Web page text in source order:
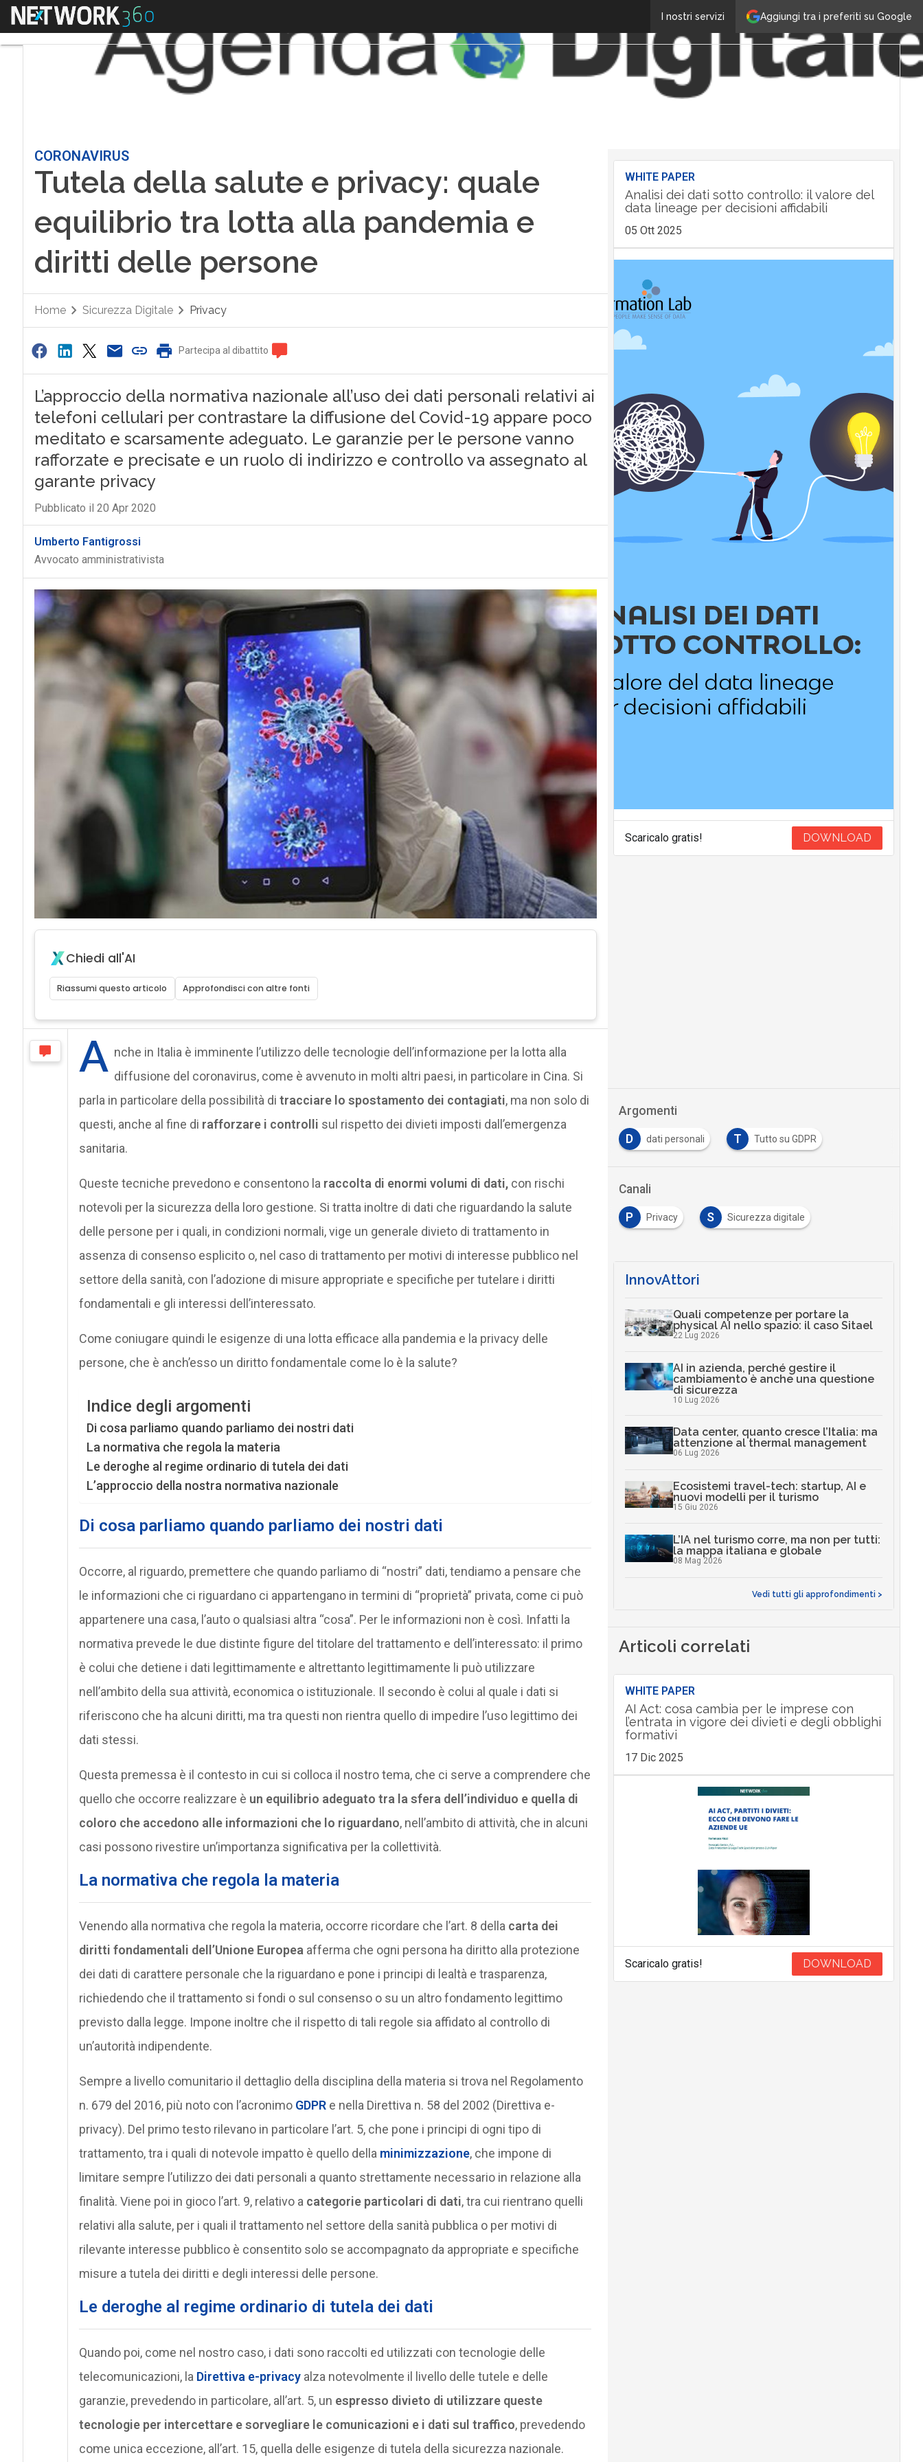
Aggiungi tra i preferiti su Google
I nostri servizi
Menu
CORONAVIRUS
Tutela della salute e privacy: quale
equilibrio tra lotta alla pandemia e
diritti delle persone
Home Sicurezza Digitale Privacy
Partecipa al dibattito
L’approccio della normativa nazionale all’uso dei dati personali relativi ai
telefoni cellulari per contrastare la diffusione del Covid-19 appare poco
meditato e scarsamente adeguato. Le garanzie per le persone vanno
rafforzate e precisate e un ruolo di indirizzo e controllo va assegnato al
garante privacy
Pubblicato il 20 Apr 2020
Umberto Fantigrossi
Avvocato amministrativista
Chiedi all'AI
Riassumi questo articolo Approfondisci con altre fonti
A nche in Italia è imminente l’utilizzo delle tecnologie dell’informazione per la lotta alla
diffusione del coronavirus, come è avvenuto in molti altri paesi, in particolare in Cina. Si
parla in particolare della possibilità di tracciare lo spostamento dei contagiati, ma non solo di
questi, anche al fine di rafforzare i controlli sul rispetto dei divieti imposti dall’emergenza
sanitaria.
Queste tecniche prevedono e consentono la raccolta di enormi volumi di dati,con rischi
notevoli per la sicurezza della loro gestione. Si tratta inoltre di dati che riguardando la salute
delle persone per i quali, in condizioni normali, vige un generale divieto di trattamento in
assenza di consenso esplicito o, nel caso di trattamento per motivi di interesse pubblico nel
settore della sanità, con l’adozione di misure appropriate e specifiche per tutelare i diritti
fondamentali e gli interessi dell’interessato.
Come coniugare quindi le esigenze di una lotta efficace alla pandemia e la privacy delle
persone, che è anch’esso un diritto fondamentale come lo è la salute?
Indice degli argomenti
Di cosa parliamo quando parliamo dei nostri dati
La normativa che regola la materia
Le deroghe al regime ordinario di tutela dei dati
L’approccio della nostra normativa nazionale
Di cosa parliamo quando parliamo dei nostri dati
Occorre, al riguardo, premettere che quando parliamo di “nostri” dati, tendiamo a pensare che
le informazioni che ci riguardano ci appartengano in termini di “proprietà” privata, come ci può
appartenere una casa, l’auto o qualsiasi altra “cosa”. Per le informazioni non è così. Infatti la
normativa prevede le due distinte figure del titolare del trattamento e dell’interessato: il primo
è colui che detiene i dati legittimamente e altrettanto legittimamente li può utilizzare
nell’ambito della sua attività, economica o istituzionale. Il secondo è colui al quale i dati si
riferiscono che ha alcuni diritti, ma tra questi non rientra quello di impedire l’uso legittimo dei
dati stessi.
Questa premessa è il contesto in cui si colloca il nostro tema, che ci serve a comprendere che
quello che occorre realizzare è un equilibrio adeguato tra la sfera dell’individuo e quella di
coloro che accedono alle informazioni che lo riguardano, nell’ambito di attività, che in alcuni
casi possono rivestire un’importanza significativa per la collettività.
La normativa che regola la materia
Venendo alla normativa che regola la materia, occorre ricordare che l’art. 8 della carta dei
diritti fondamentali dell’Unione Europea afferma che ogni persona ha diritto alla protezione
dei dati di carattere personale che la riguardano e pone i principi di lealtà e trasparenza,
richiedendo che il trattamento si fondi o sul consenso o su un altro fondamento legittimo
previsto dalla legge. Impone inoltre che il rispetto di tali regole sia affidato al controllo di
un’autorità indipendente.
Sempre a livello comunitario il dettaglio della disciplina della materia si trova nel Regolamento
n. 679 del 2016, più noto con l’acronimo GDPR e nella Direttiva n. 58 del 2002 (Direttiva e-
privacy). Del primo testo rilevano in particolare l’art. 5, che pone i principi di ogni tipo di
trattamento, tra i quali di notevole impatto è quello della minimizzazione, che impone di
limitare sempre l’utilizzo dei dati personali a quanto strettamente necessario in relazione alla
finalità. Viene poi in gioco l’art. 9, relativo a categorie particolari di dati, tra cui rientrano quelli
relativi alla salute, per i quali il trattamento nel settore della sanità pubblica o per motivi di
rilevante interesse pubblico è consentito solo se accompagnato da appropriate e specifiche
misure a tutela dei diritti e degli interessi delle persone.
Le deroghe al regime ordinario di tutela dei dati
Quando poi, come nel nostro caso, i dati sono raccolti ed utilizzati con tecnologie delle
telecomunicazioni, la Direttiva e-privacy alza notevolmente il livello delle tutele e delle
garanzie, prevedendo in particolare, all’art. 5, un espresso divieto di utilizzare queste
tecnologie per intercettare e sorvegliare le comunicazioni e i dati sul traffico, prevedendo
come unica eccezione, all’art. 15, quella delle esigenze di tutela della sicurezza nazionale.
WHITE PAPER
Analisi dei dati sotto controllo: il valore del
data lineage per decisioni affidabili
05 Ott 2025
Scaricalo gratis! DOWNLOAD
Argomenti
D dati personali T Tutto su GDPR
Canali
P Privacy S Sicurezza digitale
InnovAttori
Quali competenze per portare la
physical AI nello spazio: il caso Sitael
22 Lug 2026
AI in azienda, perché gestire il
cambiamento è anche una questione
di sicurezza
10 Lug 2026
Data center, quanto cresce l’Italia: ma
attenzione al thermal management
06 Lug 2026
Ecosistemi travel-tech: startup, AI e
nuovi modelli per il turismo
15 Giu 2026
L’IA nel turismo corre, ma non per tutti:
la mappa italiana e globale
08 Mag 2026
Vedi tutti gli approfondimenti >
Articoli correlati
WHITE PAPER
AI Act: cosa cambia per le imprese con
l’entrata in vigore dei divieti e degli obblighi
formativi
17 Dic 2025
Scaricalo gratis! DOWNLOAD